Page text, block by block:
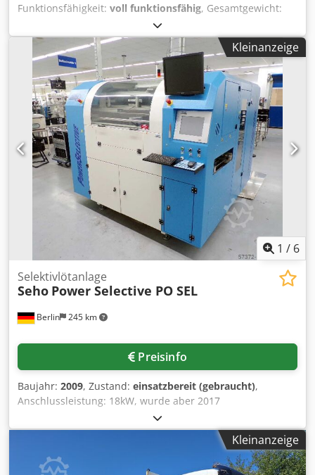
Funktionsfähigkeit: voll funktionsfähig, Gesamtgewicht:
, KUKA KRC4 Linearachse 1500/3T Cjdpfxovzxg Te
Adrsrf Artikelnummer: 8143983 Seriennummer: 143983 Die
KUKA KRC4 Linearachse ist eine hochpräzise und robuste
Bewegungseinheit, die sich ideal für industrielle
Anwendungen eignet. Sie gewährleistet eine exakte
Steuerung der Bewegungsabläufe und spielt eine zentrale
Rolle in Automatisierungsprozessen sowie
Robotiksystemen innerhalb der Fertigung. Ihre stabile
Konstruktion sorgt für eine kontinuierlich zuverlässige
Leistung, selbst in anspruchsvollsten Einsatzbereichen.
Kleinanzeige
1 / 6
Berlin 245 km
Selektivlötanlage
Seho Power Selective PO SEL
Preisinfo
Baujahr: 2009, Zustand: einsatzbereit (gebraucht),
Anschlussleistung: 18kW, wurde aber 2017
generalüberholt, eine Besichtigung ist möglich. Codpfsn
Htktox Adrerf
Kleinanzeige